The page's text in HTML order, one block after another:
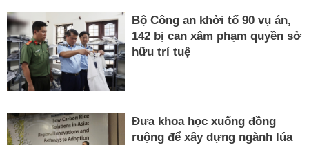
Bộ Công an khởi tố 90 vụ án,
142 bị can xâm phạm quyền sở
hữu trí tuệ
Đưa khoa học xuống đồng
ruộng để xây dựng ngành lúa